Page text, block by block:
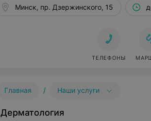
Минск, пр. Дзержинского, 15
ТЕЛЕФОНЫ
Главная / Наши услуги
Дерматология